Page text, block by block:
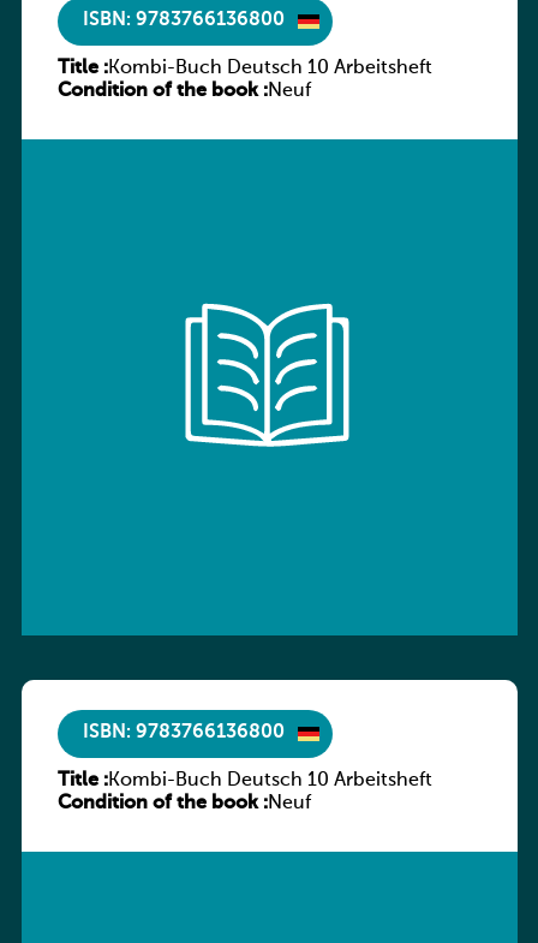
ISBN: 9783766136800
Title :Kombi-Buch Deutsch 10 Arbeitsheft
Condition of the book :Neuf
ISBN: 9783766136800
Title :Kombi-Buch Deutsch 10 Arbeitsheft
Condition of the book :Neuf